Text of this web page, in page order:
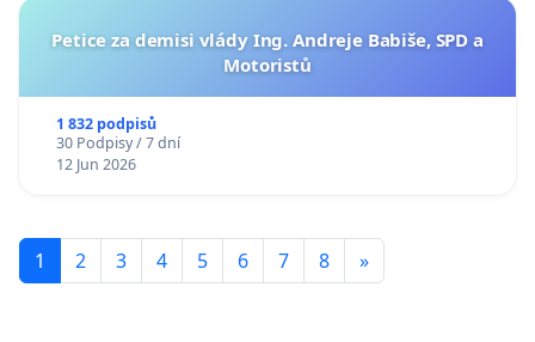
Petice za demisi vlády Ing. Andreje Babiše, SPD a
Motoristů
1 832 podpisů
30 Podpisy / 7 dní
12 Jun 2026
1 2 3 4 5 6 7 8 »